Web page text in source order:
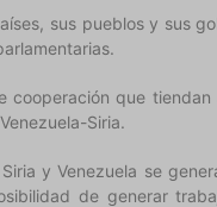
sus pueblos y sus
que
Siria.
y Venezuela se
de generar